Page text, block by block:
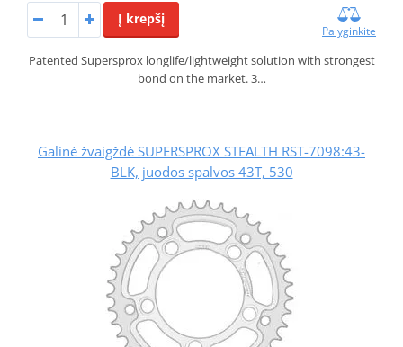
Į krepšį
Palyginkite
Patented Supersprox longlife/lightweight solution with strongest
bond on the market. 3…
Galinė žvaigždė SUPERSPROX STEALTH RST-7098:43-
BLK, juodos spalvos 43T, 530